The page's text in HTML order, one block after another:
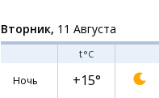
Вторник, 11 Августа
t°C
Ночь
+15°